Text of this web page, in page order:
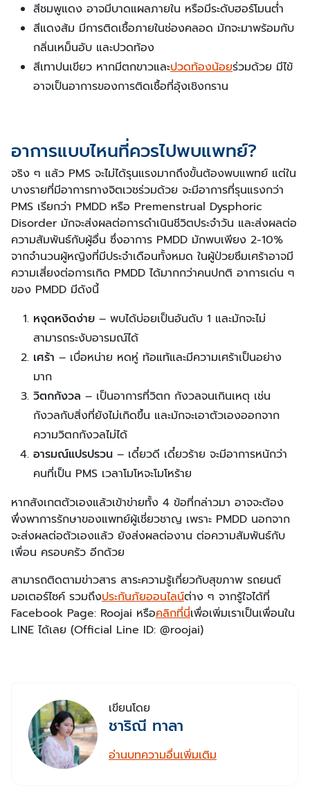
สีชมพูแดง อาจมีบาดแผลภายใน หรือมีระดับฮอร์โมนต่ำ
สีแดงส้ม มีการติดเชื้อภายในช่องคลอด มักจะมาพร้อมกับ
กลิ่นเหม็นอับ และปวดท้อง
สีเทาปนเขียว หากมีตกขาวและปวดท้องน้อยร่วมด้วย มีไข้
อาจเป็นอาการของการติดเชื้อที่อุ้งเชิงกราน
อาการแบบไหนที่ควรไปพบแพทย์?
จริง ๆ แล้ว PMS จะไม่ได้รุนแรงมากถึงขั้นต้องพบแพทย์ แต่ใน
บางรายที่มีอาการทางจิตเวชร่วมด้วย จะมีอาการที่รุนแรงกว่า
PMS เรียกว่า PMDD หรือ Premenstrual Dysphoric
Disorder มักจะส่งผลต่อการดำเนินชีวิตประจำวัน และส่งผลต่อ
ความสัมพันธ์กับผู้อื่น ซึ่งอาการ PMDD มักพบเพียง 2-10%
จากจำนวนผู้หญิงที่มีประจำเดือนทั้งหมด ในผู้ป่วยซึมเศร้าอาจมี
ความเสี่ยงต่อการเกิด PMDD ได้มากกว่าคนปกติ อาการเด่น ๆ
ของ PMDD มีดังนี้
หงุดหงิดง่าย – พบได้บ่อยเป็นอันดับ 1 และมักจะไม่
สามารถระงับอารมณ์ได้
เศร้า – เบื่อหน่าย หดหู่ ท้อแท้และมีความเศร้าเป็นอย่าง
มาก
วิตกกังวล – เป็นอาการที่วิตก กังวลจนเกินเหตุ เช่น
กังวลกับสิ่งที่ยังไม่เกิดขึ้น และมักจะเอาตัวเองออกจาก
ความวิตกกังวลไม่ได้
อารมณ์แปรปรวน – เดี๋ยวดี เดี๋ยวร้าย จะมีอาการหนักว่า
คนที่เป็น PMS เวลาโมโหจะโมโหร้าย
หากสังเกตตัวเองแล้วเข้าข่ายทั้ง 4 ข้อที่กล่าวมา อาจจะต้อง
พึ่งพาการรักษาของแพทย์ผู้เชี่ยวชาญ เพราะ PMDD นอกจาก
จะส่งผลต่อตัวเองแล้ว ยังส่งผลต่องาน ต่อความสัมพันธ์กับ
เพื่อน ครอบครัว อีกด้วย
สามารถติดตามข่าวสาร สาระความรู้เกี่ยวกับสุขภาพ รถยนต์
มอเตอร์ไซค์ รวมถึงประกันภัยออนไลน์ต่าง ๆ จากรู้ใจได้ที่
Facebook Page: Roojai หรือคลิกที่นี่เพื่อเพิ่มเราเป็นเพื่อนใน
LINE ได้เลย (Official Line ID: @roojai)
เขียนโดย
ชาริณี ทาลา
อ่านบทความอื่นเพิ่มเติม